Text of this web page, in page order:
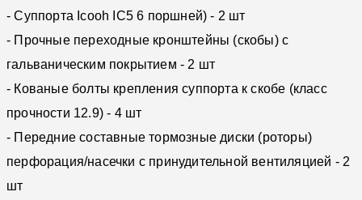
- Суппорта Icooh IC5 6 поршней) - 2 шт
- Прочные переходные кронштейны (скобы) с
гальваническим покрытием - 2 шт
- Кованые болты крепления суппорта к скобе (класс
прочности 12.9) - 4 шт
- Передние составные тормозные диски (роторы)
перфорация/насечки с принудительной вентиляцией - 2
шт